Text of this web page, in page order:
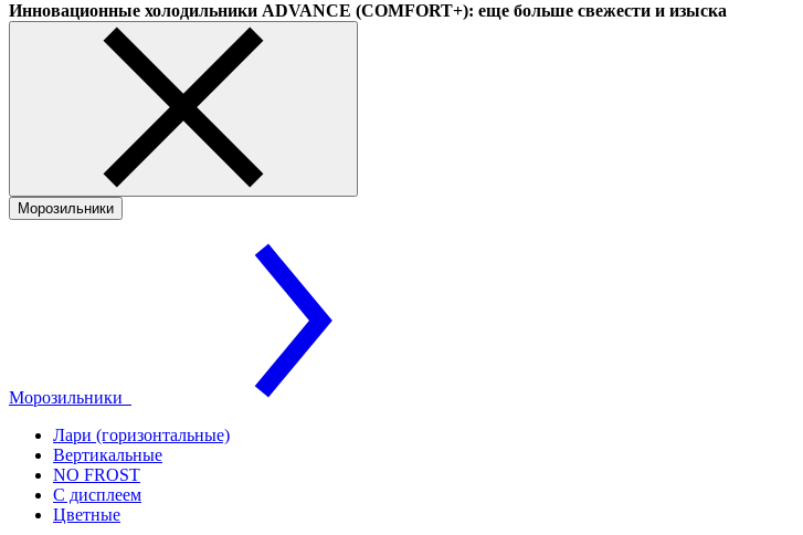
Инновационные холодильники ADVANCE (COMFORT+): еще больше свежести и изыска
Морозильники
Морозильники
Лари (горизонтальные)
Вертикальные
NO FROST
С дисплеем
Цветные